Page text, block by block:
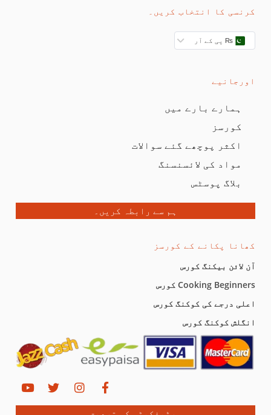
کرنسی کا انتخاب کریں۔
₨ پی کے آر
اورجانیے
ہمارے بارے میں
کورسز
اکثر پوچھے گئے سوالات
مواد کی لائسنسنگ
بلاگ پوسٹس
ہم سے رابطہ کریں۔
کھانا پکانے کے کورسز
آن لائن بیکنگ کورس
Cooking Beginners کورس
اعلی درجے کی کوکنگ کورس
انگلش کوکنگ کورس